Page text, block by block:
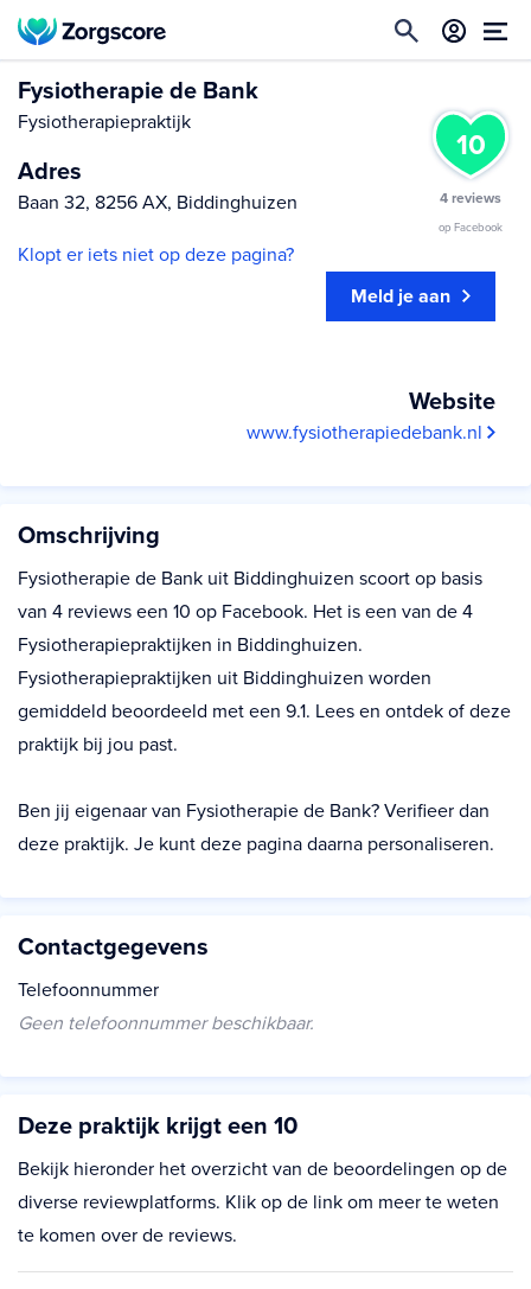
10
4 reviews
op Facebook
Fysiotherapie de Bank
Fysiotherapiepraktijk
Adres
Baan 32, 8256 AX, Biddinghuizen
Klopt er iets niet op deze pagina?
Meld je aan
Website
www.fysiotherapiedebank.nl
Omschrijving
Fysiotherapie de Bank uit Biddinghuizen scoort op basis
van 4 reviews een 10 op Facebook. Het is een van de 4
Fysiotherapiepraktijken in Biddinghuizen.
Fysiotherapiepraktijken uit Biddinghuizen worden
gemiddeld beoordeeld met een 9.1. Lees en ontdek of deze
praktijk bij jou past.
Ben jij eigenaar van Fysiotherapie de Bank? Verifieer dan
deze praktijk. Je kunt deze pagina daarna personaliseren.
Contactgegevens
Telefoonnummer
Geen telefoonnummer beschikbaar.
Deze praktijk krijgt een 10
Bekijk hieronder het overzicht van de beoordelingen op de
diverse reviewplatforms. Klik op de link om meer te weten
te komen over de reviews.